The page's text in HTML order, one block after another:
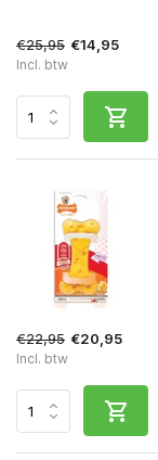
€22,95 €20,95
Incl. btw
€25,95 €14,95
Incl. btw